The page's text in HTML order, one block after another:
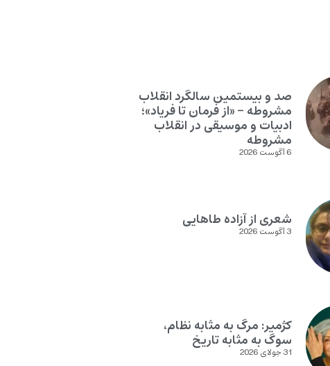
صد و بیستمین سالگرد انقلاب
مشروطه – «از فرمان تا فریاد»؛
ادبیات و موسیقی در انقلاب
مشروطه
6 آگوست 2026
شعری از آزاده طاهایی
3 آگوست 2026
کژمیر: مرگ به مثابه نظام،
سوگ به مثابه تاریخ
31 جولای 2026